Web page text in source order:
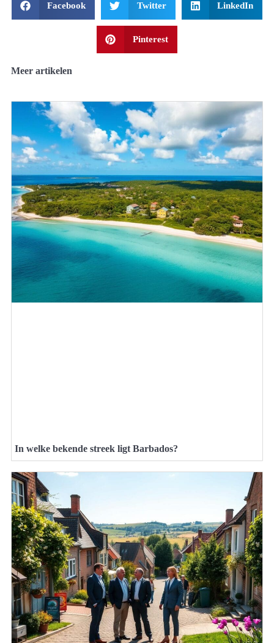
Facebook Twitter LinkedIn
Pinterest
Meer artikelen
In welke bekende streek ligt Barbados?